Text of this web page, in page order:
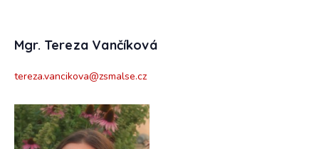
Mgr. Tereza Vančíková
tereza.vancikova@zsmalse.cz